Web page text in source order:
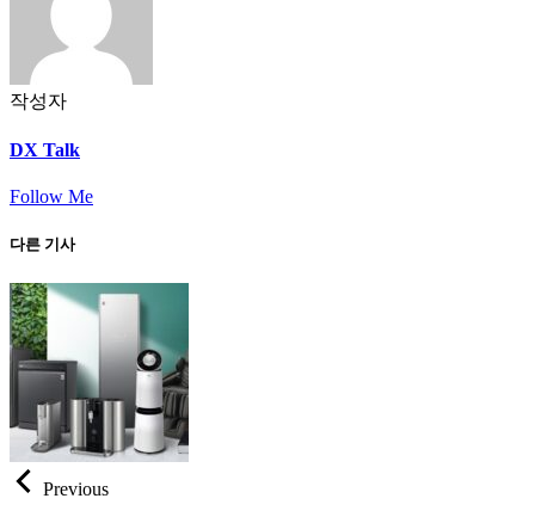
작성자
DX Talk
Follow Me
다른 기사
Previous